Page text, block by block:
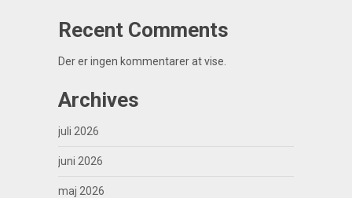
Recent Comments
Der er ingen kommentarer at vise.
Archives
juli 2026
juni 2026
maj 2026